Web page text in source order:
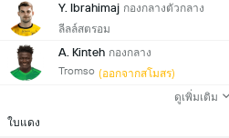
Y. Ibrahimaj กองกลางตัวกลาง
ลีลล์สตรอม
A. Kinteh กองกลาง
Tromso (ออกจากสโมสร)
ดูเพิ่มเติม
ใบแดง